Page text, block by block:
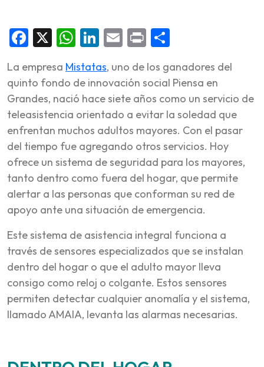
Facebook
X WhatsApp
LinkedIn
Email
Print
La empresa Mistatas, uno de los ganadores del
quinto fondo de innovación social Piensa en
Grandes, nació hace siete años como un servicio de
teleasistencia orientado a evitar la soledad que
enfrentan muchos adultos mayores. Con el pasar
del tiempo fue agregando otros servicios. Hoy
ofrece un sistema de seguridad para los mayores,
tanto dentro como fuera del hogar, que permite
alertar a las personas que conforman su red de
apoyo ante una situación de emergencia.
Este sistema de asistencia integral funciona a
través de sensores especializados que se instalan
dentro del hogar o que el adulto mayor lleva
consigo como reloj o colgante. Estos sensores
permiten detectar cualquier anomalía y el sistema,
llamado AMAIA, levanta las alarmas necesarias.